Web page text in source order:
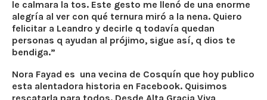
le calmara la tos. Este gesto me llenó de una enorme
alegría al ver con qué ternura miró a la nena. Quiero
felicitar a Leandro y decirle q todavía quedan
personas q ayudan al prójimo, sigue así, q dios te
bendiga.”
Nora Fayad es una vecina de Cosquín que hoy publico
esta alentadora historia en Facebook. Quisimos